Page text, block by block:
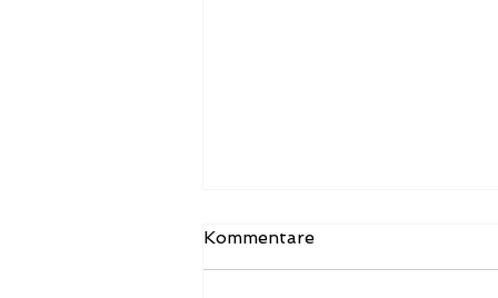
Hamburg Digital Check
FAQ – Alle Fragen zur KI-
Förderung 2026
Kommentare